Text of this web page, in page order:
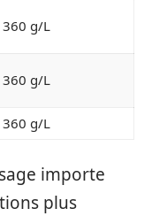
360 g/L
360 g/L
360 g/L
importe
plus